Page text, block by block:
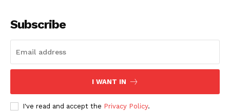
Subscribe
I WANT IN
I've read and accept the Privacy Policy.